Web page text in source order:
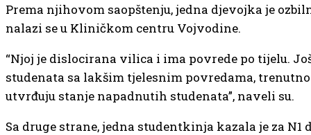
Prema njihovom saopštenju, jedna djevojka je
nalazi se u Kliničkom centru Vojvodine.
“Njoj je dislocirana vilica i ima povrede po tijelu.
studenata sa lakšim tjelesnim povredama,
utvrđuju stanje napadnutih studenata”, naveli su.
Sa druge strane, jedna studentkinja kazala je za N1